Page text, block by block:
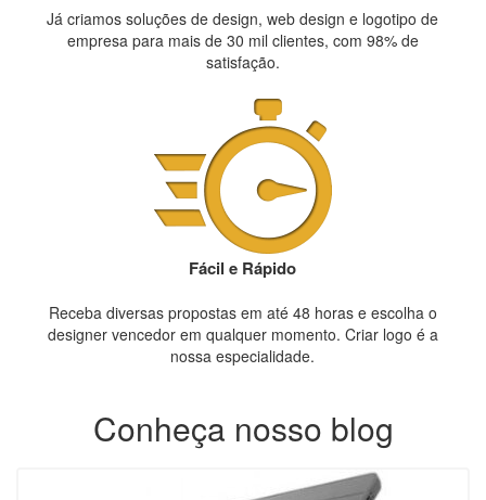
Já criamos soluções de design, web design e logotipo de
empresa para mais de 30 mil clientes, com 98% de
satisfação.
Fácil e Rápido
Receba diversas propostas em até 48 horas e escolha o
designer vencedor em qualquer momento. Criar logo é a
nossa especialidade.
Conheça nosso blog